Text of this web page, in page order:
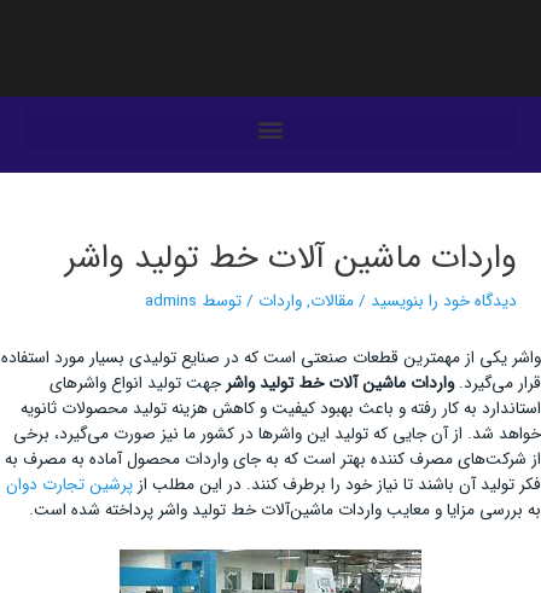
واردات ماشین آلات خط تولید واشر
دیدگاه‌ خود را بنویسید /مقالات,واردات / توسط admins
واشر یکی از مهمترین قطعات صنعتی است که در صنایع تولیدی بسیار مورد استفاده
قرار می‌گیرد.واردات ماشین آلات خط تولید واشرجهت تولید انواع واشرهای
استاندارد به کار رفته و باعث بهبود کیفیت و کاهش هزینه تولید محصولات ثانویه
خواهد شد. از آن جایی که تولید این واشرها در کشور ما نیز صورت می‌گیرد، برخی
از شرکت‌های مصرف کننده بهتر است که به جای واردات محصول آماده به مصرف به
فکر تولید آن باشند تا نیاز خود را برطرف کنند. در این مطلب از پرشین تجارت دوان
به بررسی مزایا و معایب واردات ماشین‌آلات خط تولید واشر پرداخته شده است.